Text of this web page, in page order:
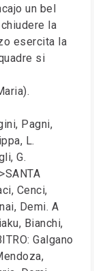
un bel
la
esercita la
si
Pagni,
L.
G.
Cenci,
Demi. A
Bianchi,
Galgano